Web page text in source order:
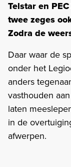
Telstar en
twee zeges
Zodra de
Daar waar de
onder het
anders
vasthouden
laten
in de
afwerpen.